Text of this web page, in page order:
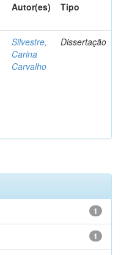
Autor(es) Tipo
Silvestre,
Carina
Carvalho
Dissertação
1
1